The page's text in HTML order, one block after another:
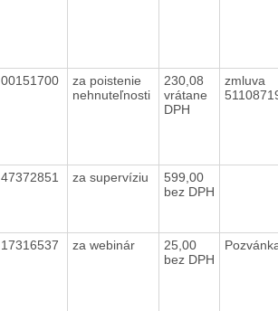
00151700
za poistenie
nehnuteľnosti
230,08
vrátane
DPH
zmluva
47372851 za supervíziu
599,00
bez DPH
17316537 za webinár
25,00
bez DPH